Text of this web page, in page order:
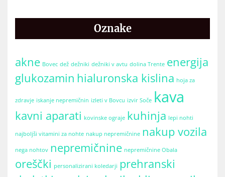
Oznake
akne Bovec dež dežniki dežniki v avtu dolina Trente energija
glukozamin hialuronska kislina hoja za
zdravje iskanje nepremičnin izleti v Bovcu izvir Soče kava
kavni aparati kovinske ograje kuhinja lepi nohti
najboljši vitamini za nohte nakup nepremičnine nakup vozila
nega nohtov nepremičnine nepremičnine Obala
oreščki personalizirani koledarji prehranski